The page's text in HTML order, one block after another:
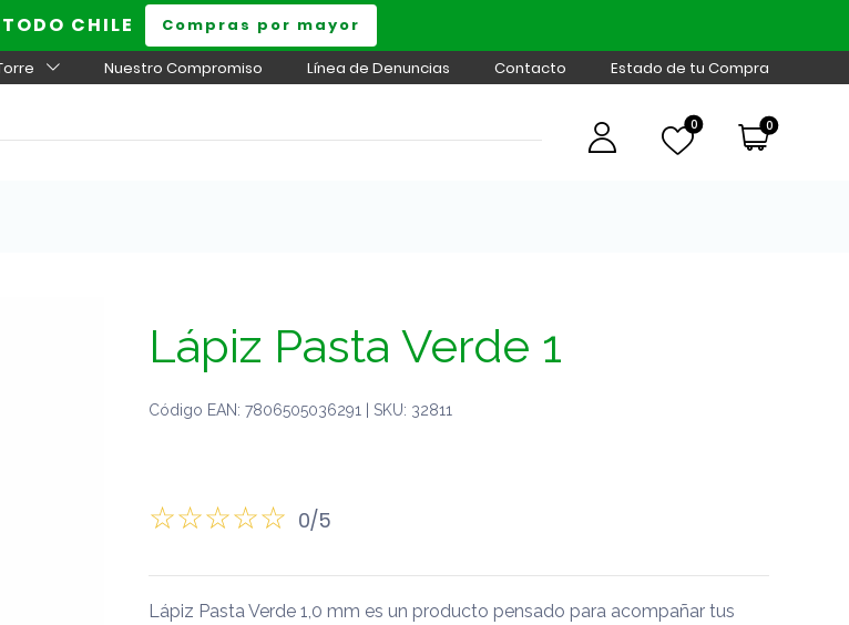
CHILE Compras por mayor
Nuestro Compromiso Línea de Denuncias Contacto Estado de tu Compra
0 0
Lápiz Pasta Verde 1
Código EAN: 7806505036291 | SKU: 32811
0/5
Lápiz Pasta Verde 1,0 mm es un producto pensado para acompañar tus